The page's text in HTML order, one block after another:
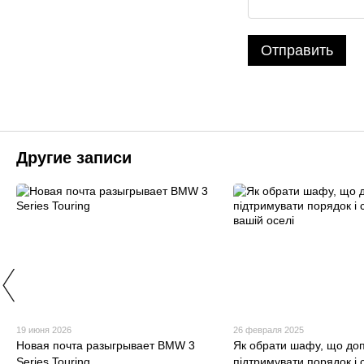
Отправить
Другие записи
19 июня 2026
Новая почта разыгрывает BMW 3
26 февраля 2025
Як обрати шафу, що